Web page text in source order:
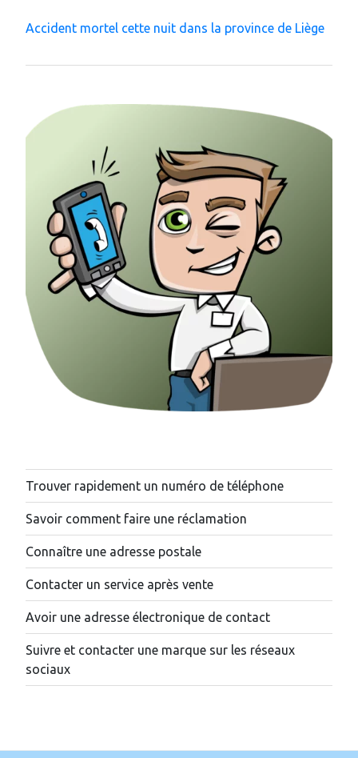
Accident mortel cette nuit dans la province de Liège
Trouver rapidement un numéro de téléphone
Savoir comment faire une réclamation
Connaître une adresse postale
Contacter un service après vente
Avoir une adresse électronique de contact
Suivre et contacter une marque sur les réseaux
sociaux